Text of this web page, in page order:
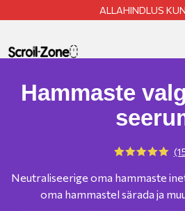
ALLAHINDLUS
Hammaste
Neutraliseerige oma hammaste
oma hammastel särada ja